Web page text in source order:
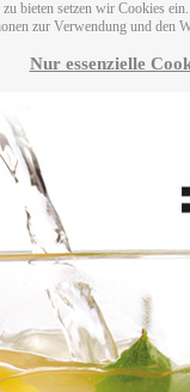
bieten setzen wir Cookies
zur Verwendung und den
Nur essenzielle